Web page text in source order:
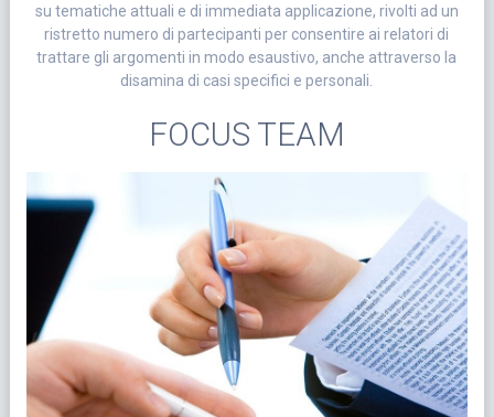
su tematiche attuali e di immediata applicazione, rivolti ad un
ristretto numero di partecipanti per consentire ai relatori di
trattare gli argomenti in modo esaustivo, anche attraverso la
disamina di casi specifici e personali.
FOCUS TEAM